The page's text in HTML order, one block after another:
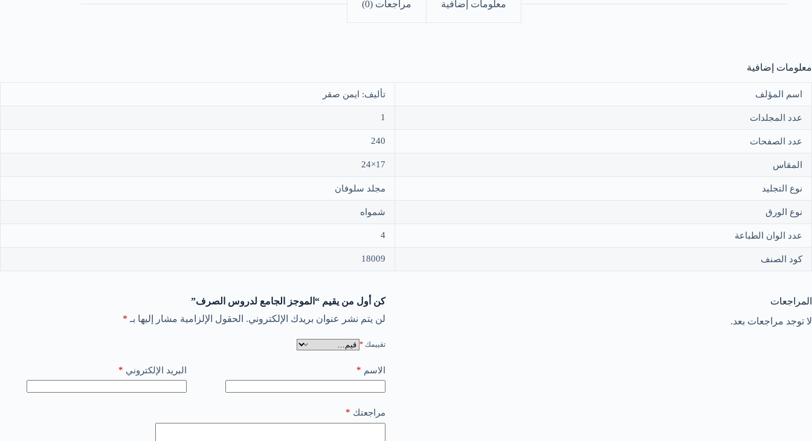
معلومات إضافية مراجعات (0)
معلومات إضافية
اسم المؤلف تأليف: ايمن صقر
عدد المجلدات 1
عدد الصفحات 240
المقاس 17×24
نوع التجليد مجلد سلوفان
نوع الورق شمواه
عدد الوان الطباعة 4
كود الصنف 18009
المراجعات
لا توجد مراجعات بعد.
كن أول من يقيم “الموجز الجامع لدروس الصرف”
لن يتم نشر عنوان بريدك الإلكتروني. الحقول الإلزامية مشار إليها بـ *
تقييمك *
الاسم * البريد الإلكتروني *
مراجعتك *